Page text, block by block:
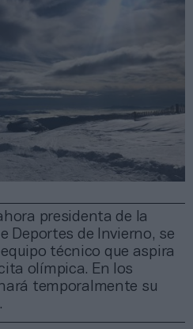
presidenta de la
Deportes de Invierno, se
técnico que aspira
olímpica. En los
temporalmente su